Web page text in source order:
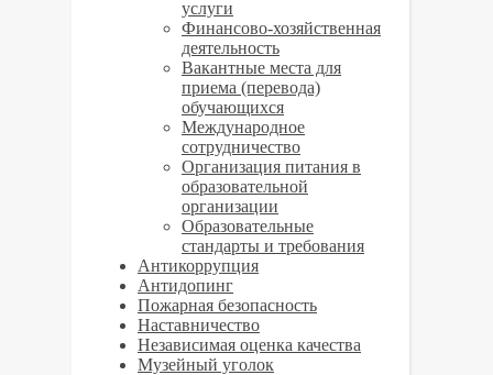
услуги
­­Финансово-хозяйственная
деятельность
Вакантные места для
приема (перевода)
обучающихся
Международное
сотрудничество
Организация питания в
образовательной
организации
Образовательные
стандарты и требования
Антикоррупция
Антидопинг
Пожарная безопасность
Наставничество
Независимая оценка качества
Музейный уголок